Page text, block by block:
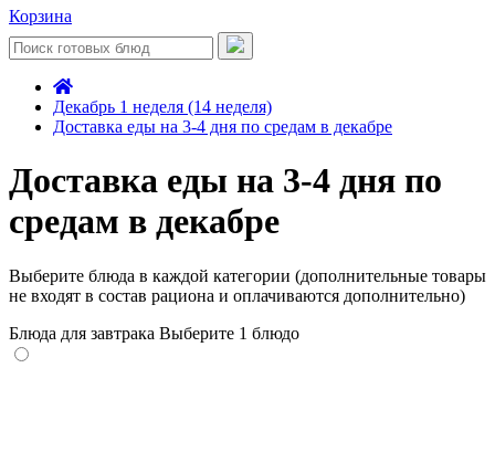
Корзина
Декабрь 1 неделя (14 неделя)
Доставка еды на 3-4 дня по средам в декабре
Доставка еды на 3-4 дня по
средам в декабре
Выберите блюда в каждой категории (дополнительные товары
не входят в состав рациона и оплачиваются дополнительно)
Блюда для завтрака Выберите 1 блюдо